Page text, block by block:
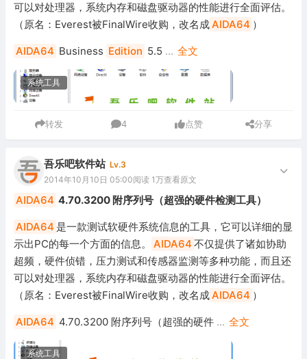
可以对处理器，系统内存和磁盘驱动器的性能进行全面评估。
（原名：Everest被FinalWire收购，改名成AIDA64 ）
AIDA64 Business Edition 5.5 ... 全文
系统工具
转发 4 点赞 分享
吾乐吧软件站 Lv.3
2014年10月10日 05:00阅读 1万查看原文
AIDA64 4.70.3200 附序列号（超强的硬件检测工具）
AIDA64 是一款测试软硬件系统信息的工具，它可以详细的显
示出PC的每一个方面的信息。
AIDA64 不仅提供了诸如协助
超频，硬件侦错，压力测试和传感器监测等多种功能，而且还
可以对处理器，系统内存和磁盘驱动器的性能进行全面评估。
（原名：Everest被FinalWire收购，改名成AIDA64 ）
AIDA64 4.70.3200 附序列号（超强的硬件 ... 全文
系统工具